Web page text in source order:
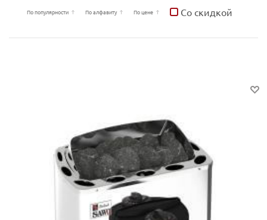
По популярности По алфавиту По цене Со скидкой